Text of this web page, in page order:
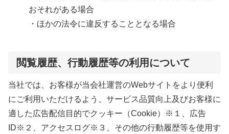
おそれがある場合
・ほかの法令に違反することとなる場合
閲覧履歴、行動履歴等の利用について
当社では、お客様が当会社運営のWebサイトをより便利
にご利用いただけるよう、サービス品質向上及びお客様に
適した広告配信目的でクッキー（Cookie）※１、広告
ID※２、アクセスログ※３、その他の行動履歴等を使用す